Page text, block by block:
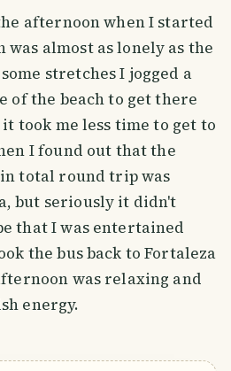
afternoon when I started
almost as lonely as the
stretches I jogged a
of the beach to get there
took me less time to get to
I found out that the
total round trip was
but seriously it didn't
that I was entertained
the bus back to Fortaleza
was relaxing and
energy.